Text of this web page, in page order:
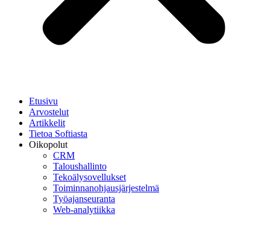
Etusivu
Arvostelut
Artikkelit
Tietoa Softiasta
Oikopolut
CRM
Taloushallinto
Tekoälysovellukset
Toiminnan­ohjausjärjestelmä
Työajanseuranta
Web-analytiikka